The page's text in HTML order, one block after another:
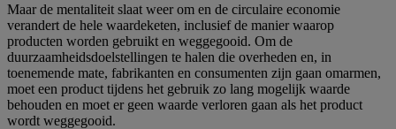
Maar de mentaliteit slaat weer om en de circulaire economie
verandert de hele waardeketen, inclusief de manier waarop
producten worden gebruikt en weggegooid. Om de
duurzaamheidsdoelstellingen te halen die overheden en, in
toenemende mate, fabrikanten en consumenten zijn gaan omarmen,
moet een product tijdens het gebruik zo lang mogelijk waarde
behouden en moet er geen waarde verloren gaan als het product
wordt weggegooid.